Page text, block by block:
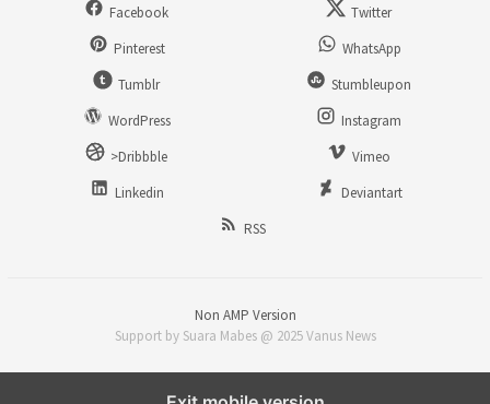
Facebook
Twitter
Pinterest
WhatsApp
Tumblr
Stumbleupon
WordPress
Instagram
>Dribbble
Vimeo
Linkedin
Deviantart
RSS
Non AMP Version
Support by Suara Mabes @ 2025 Vanus News